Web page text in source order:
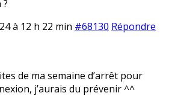
à 12 h 22 min #68130 Répondre
de ma semaine d’arrêt pour
j’aurais du prévenir ^^